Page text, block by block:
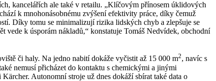
kancelářích ale také v retailu. „Klíčovým přínosem úklidových
k mnohonásobnému zvýšení efektivity práce, díky čemuž
Díky tomu se minimalizují rizika lidských chyb a zlepšuje se
vede k úsporám nákladů,“ konstatuje Tomáš Nedvídek, obchodní
či haly. Na jedno nabití dokáže vyčistit až 15 000 m2, navíc s
nemusí přicházet do kontaktu s chemickými a jinými
Autonomní stroje už dnes dokáží sbírat také data o